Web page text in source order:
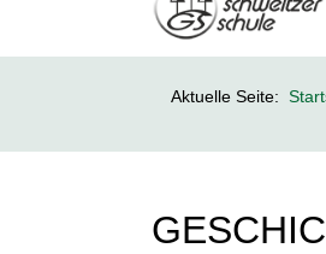
Aktuelle Seite: